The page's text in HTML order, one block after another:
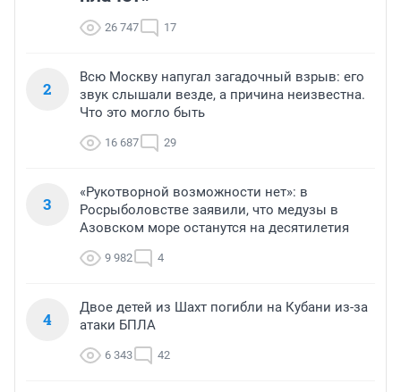
26 747 17
2
Всю Москву напугал загадочный взрыв: его
звук слышали везде, а причина неизвестна.
Что это могло быть
16 687 29
3
«Рукотворной возможности нет»: в
Росрыболовстве заявили, что медузы в
Азовском море останутся на десятилетия
9 982 4
4
Двое детей из Шахт погибли на Кубани из-за
атаки БПЛА
6 343 42